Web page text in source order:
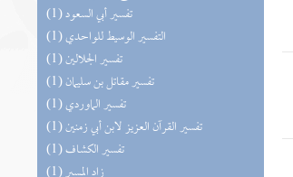
(1) تفسير أبي السعود
(1) التفسير الوسيط للواحدي
(1) تفسير الجلالين
(1) تفسير مقاتل بن سليمان
(1) تفسير الماوردي
(1) تفسير القرآن العزيز لابن أبي زمنين
(1) تفسير الكشاف